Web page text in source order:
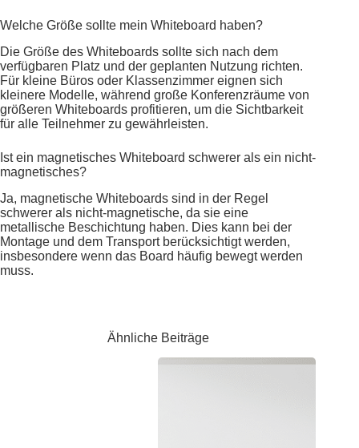
Welche Größe sollte mein Whiteboard haben?
Die Größe des Whiteboards sollte sich nach dem
verfügbaren Platz und der geplanten Nutzung richten.
Für kleine Büros oder Klassenzimmer eignen sich
kleinere Modelle, während große Konferenzräume von
größeren Whiteboards profitieren, um die Sichtbarkeit
für alle Teilnehmer zu gewährleisten.
Ist ein magnetisches Whiteboard schwerer als ein nicht-
magnetisches?
Ja, magnetische Whiteboards sind in der Regel
schwerer als nicht-magnetische, da sie eine
metallische Beschichtung haben. Dies kann bei der
Montage und dem Transport berücksichtigt werden,
insbesondere wenn das Board häufig bewegt werden
muss.
Ähnliche Beiträge